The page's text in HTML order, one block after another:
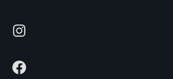
Instagram
Facebook